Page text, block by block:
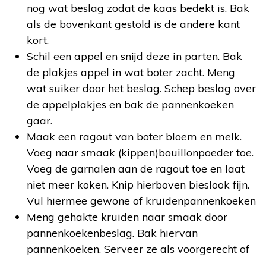
nog wat beslag zodat de kaas bedekt is. Bak
als de bovenkant gestold is de andere kant
kort.
Schil een appel en snijd deze in parten. Bak
de plakjes appel in wat boter zacht. Meng
wat suiker door het beslag. Schep beslag over
de appelplakjes en bak de pannenkoeken
gaar.
Maak een ragout van boter bloem en melk.
Voeg naar smaak (kippen)bouillonpoeder toe.
Voeg de garnalen aan de ragout toe en laat
niet meer koken. Knip hierboven bieslook fijn.
Vul hiermee gewone of kruidenpannenkoeken
Meng gehakte kruiden naar smaak door
pannenkoekenbeslag. Bak hiervan
pannenkoeken. Serveer ze als voorgerecht of